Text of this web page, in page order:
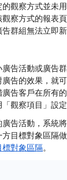
觀察方式並未
察方式的報表
群組無法立即新
告活動或廣告
告的效果，就
告客戶在所有的
觀察項目」設定
告活動，系統
目標對象區隔
標對象區隔。